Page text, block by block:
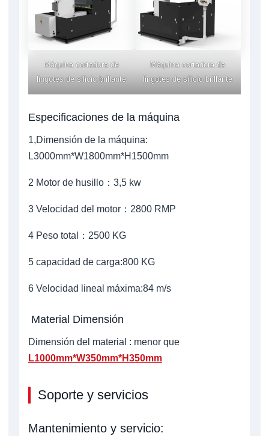
Máquina cortadora de
lingotes de silicio brillante
Máquina cortadora de
lingotes de silicio brillante
Especificaciones de la máquina
1,Dimensión de la máquina:
L3000mm*W1800mm*H1500mm
2 Motor de husillo：3,5 kw
3 Velocidad del motor：2800 RMP
4 Peso total：2500 KG
5 capacidad de carga:800 KG
6 Velocidad lineal máxima:84 m/s
Material Dimensión
Dimensión del material : menor que
L1000mm*W350mm*H350mm
Soporte y servicios
Mantenimiento y servicio: